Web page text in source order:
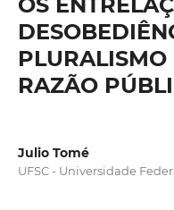
PLURALISMO
RAZÃO
Julio Tomé
UFSC - Universidade